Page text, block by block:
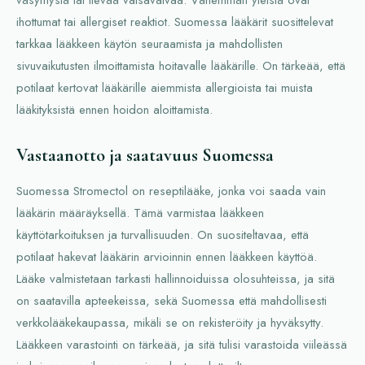
ihottumat tai allergiset reaktiot. Suomessa lääkärit suosittelevat
tarkkaa lääkkeen käytön seuraamista ja mahdollisten
sivuvaikutusten ilmoittamista hoitavalle lääkärille. On tärkeää, että
potilaat kertovat lääkärille aiemmista allergioista tai muista
lääkityksistä ennen hoidon aloittamista.
Vastaanotto ja saatavuus Suomessa
Suomessa Stromectol on reseptilääke, jonka voi saada vain
lääkärin määräyksellä. Tämä varmistaa lääkkeen
käyttötarkoituksen ja turvallisuuden. On suositeltavaa, että
potilaat hakevat lääkärin arvioinnin ennen lääkkeen käyttöä.
Lääke valmistetaan tarkasti hallinnoiduissa olosuhteissa, ja sitä
on saatavilla apteekeissa, sekä Suomessa että mahdollisesti
verkkolääkekaupassa, mikäli se on rekisteröity ja hyväksytty.
Lääkkeen varastointi on tärkeää, ja sitä tulisi varastoida viileässä